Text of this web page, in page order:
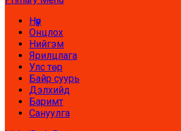
Нүүр
Онцлох
Нийгэм
Ярилцлага
Улс төр
Байр суурь
Дэлхийд
Баримт
Сануулга